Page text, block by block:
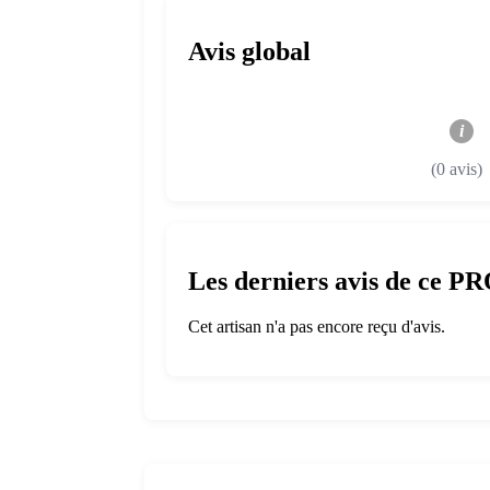
Avis global
i
(0 avis)
Les derniers avis de ce
Cet artisan n'a pas encore reçu d'avis.